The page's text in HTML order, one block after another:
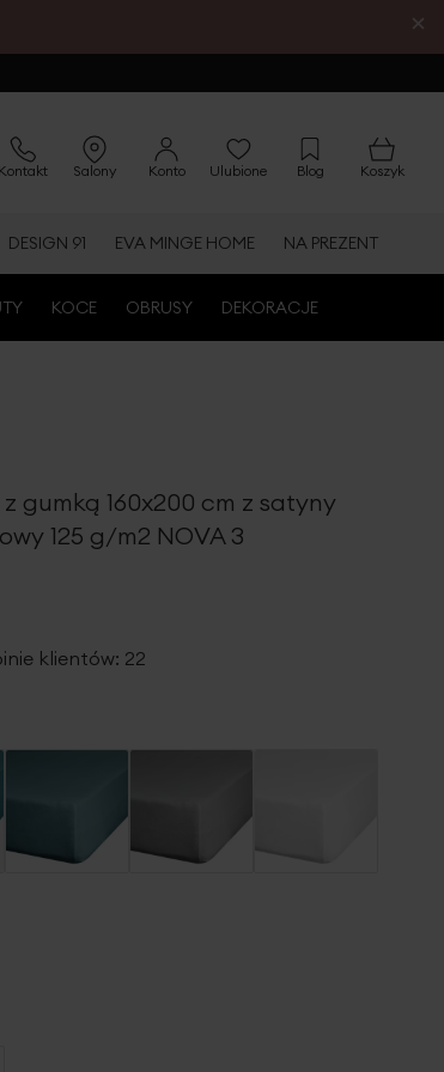
×
Kontakt Salony Konto Ulubione Blog Koszyk
DESIGN 91 EVA MINGE HOME NA PREZENT
KOCE OBRUSY DEKORACJE
gumką 160x200 cm z satyny
125 g/m2 NOVA 3
klientów: 22